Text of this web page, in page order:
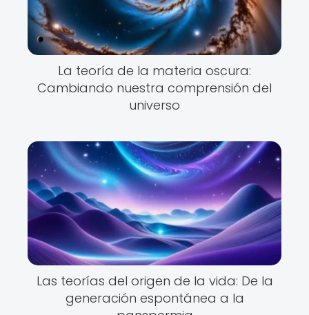
La teoría de la materia oscura:
Cambiando nuestra comprensión del
universo
Las teorías del origen de la vida: De la
generación espontánea a la